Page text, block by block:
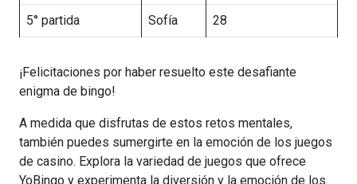
5° partida Sofía 28
¡Felicitaciones por haber resuelto este desafiante
enigma de bingo!
A medida que disfrutas de estos retos mentales,
también puedes sumergirte en la emoción de los juegos
de casino. Explora la variedad de juegos que ofrece
YoBingo y experimenta la diversión y la emoción de los